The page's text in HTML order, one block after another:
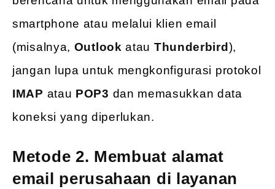
smartphone atau melalui klien email
(misalnya, Outlookatau Thunderbird ),
jangan lupa untuk mengkonfigurasi protokol
IMAP atau POP3 dan memasukkan data
koneksi yang diperlukan.
Metode 2. Membuat alamat
email perusahaan di layanan